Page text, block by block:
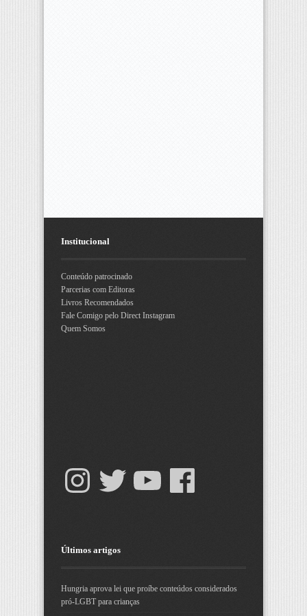
Institucional
Conteúdo patrocinado
Parcerias com Editoras
Livros Recomendados
Fale Comigo pelo Direct Instagram
Quem Somos
Últimos artigos
Hungria aprova lei que proíbe conteúdos considerados
pró-LGBT para crianças